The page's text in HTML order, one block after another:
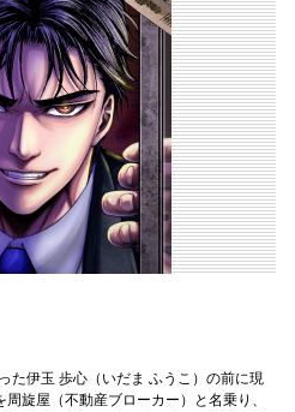
た伊玉 歩心（いだま ふうこ）の前に現
旋屋（不動産ブローカー）と名乗り、